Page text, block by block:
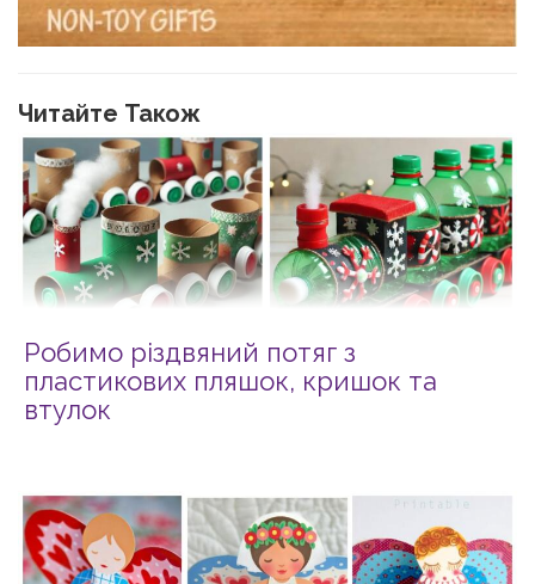
Читайте Також
Робимо різдвяний потяг з
пластикових пляшок, кришок та
втулок